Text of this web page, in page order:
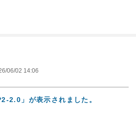
06/02 14:06
2.0」が表示されました。